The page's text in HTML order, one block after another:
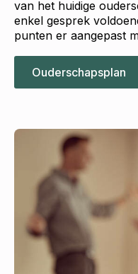
van het huidige
enkel gesprek
punten er aangepast
Ouderschapsplan